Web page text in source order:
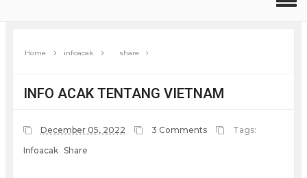
Home infoacak share
INFO ACAK TENTANG VIETNAM
December 05, 2022 3 Comments
Tags:
Infoacak Share